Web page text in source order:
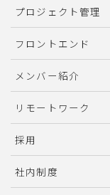
プロジェクト管理
フロントエンド
メンバー紹介
リモートワーク
採用
社内制度